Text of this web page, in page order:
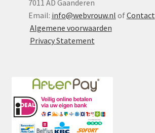
7011 AD Gaanderen
Email: info@webvrouw.nl ofContact
Algemene voorwaarden
Privacy Statement